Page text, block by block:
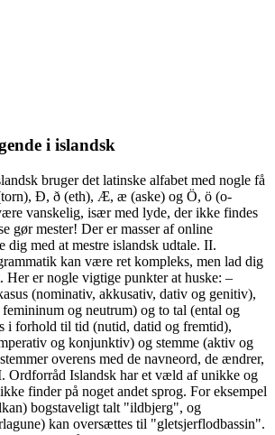
i islandsk
bruger det latinske alfabet med nogle få
Ð, ð (eth), Æ, æ (aske) og Ö, ö (o-
vanskelig, især med lyde, der ikke findes
gør mester! Der er masser af online
dig med at mestre islandsk udtale. II.
kan være ret kompleks, men lad dig
er nogle vigtige punkter at huske: –
(nominativ, akkusativ, dativ og genitiv),
og neutrum) og to tal (ental og
i forhold til tid (nutid, datid og fremtid),
og konjunktiv) og stemme (aktiv og
overens med de navneord, de ændrer,
Ordforråd Islandsk har et væld af unikke og
finder på noget andet sprog. For eksempel
bogstaveligt talt "ildbjerg", og
kan oversættes til "gletsjerflodbassin".